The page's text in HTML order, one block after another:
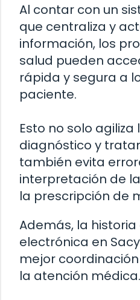
Al contar con un
que centraliza y
información, los
salud pueden
rápida y segura a
paciente.
Esto no solo
diagnóstico y
también evita
interpretación de
la prescripción de
Además, la historia
electrónica en
mejor
la atención médica.